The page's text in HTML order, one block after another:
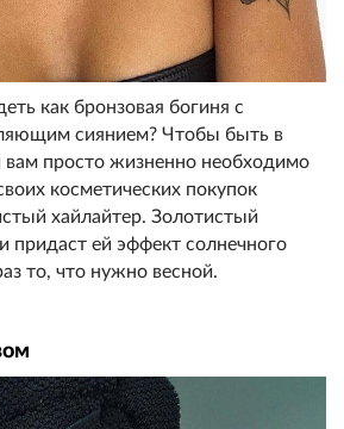
как бронзовая богиня с
сиянием? Чтобы быть в
вам просто жизненно необходимо
косметических покупок
хайлайтер. Золотистый
придаст ей эффект солнечного
то, что нужно весной.